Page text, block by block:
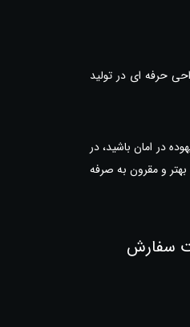
حرفه ای در تولید
در امان باشید، در
و مقرون به صرفه
سفارش